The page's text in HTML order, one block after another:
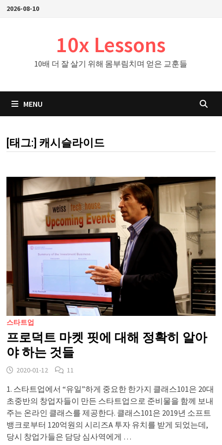
Skip2026-08-10
10x Lessons
10배 더 잘 살기 위해 몸부림치며 얻은 교훈들
MENU
[태그:] 캐시슬라이드
스타트업
프로덕트 마켓 핏에 대해 정확히 알아
야 하는 것들
2020-01-12 11
1. 스타트업에서 “유일”하게 중요한 한가지 클래스101은 20대
초중반의 창업자들이 만든 스타트업으로 준비물을 함께 보내
주는 온라인 클래스를 제공한다. 클래스101은 2019년 소프트
뱅크로부터 120억원의 시리즈A 투자 유치를 받게 되었는데,
당시 창업가들은 담당 심사역에게 …